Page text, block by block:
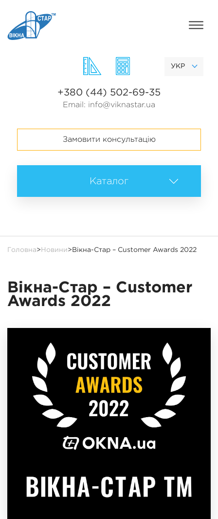
УКР
+380 (44) 502-69-35
Email: info@viknastar.ua
Замовити консультацію
Каталог
Головна> Новини> Вікна-Стар – Customer Awards 2022
Вікна-Стар – Customer
Awards 2022